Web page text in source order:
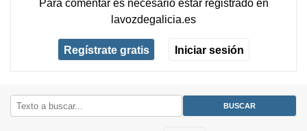
Para comentar es necesario estar registradoen
lavozdegalicia.es
Regístrate gratis Iniciar sesión